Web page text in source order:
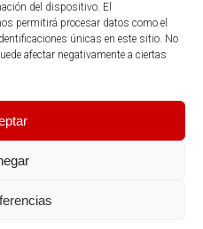
del dispositivo. El
permitirá procesar datos como el
únicas en este sitio. No
afectar negativamente a ciertas